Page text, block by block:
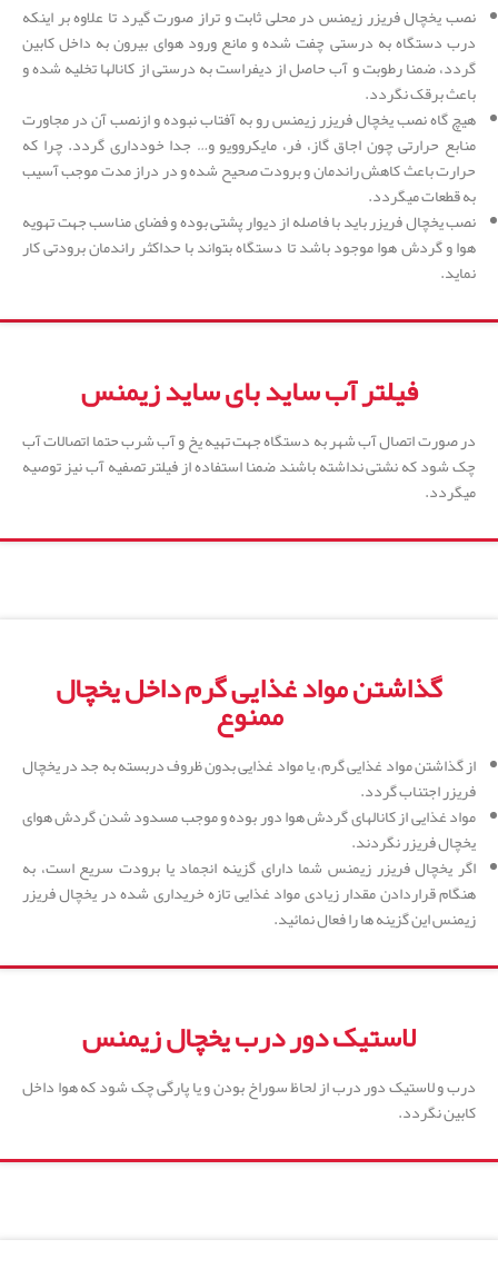
نصب یخچال فریزر زیمنس در محلی ثابت و تراز صورت گیرد تا علاوه بر اینکه
درب دستگاه به درستی چفت شده و مانع ورود هوای بیرون به داخل کابین
گردد، ضمنا رطوبت و آب حاصل از دیفراست به درستی از کانالها تخلیه شده و
باعث برقک نگردد.
هیچ گاه نصب یخچال فریزر زیمنس رو به آفتاب نبوده و ازنصب آن در مجاورت
منابع حرارتی چون اجاق گاز، فر، مایکروویو و… جدا خودداری گردد. چرا که
حرارت باعث کاهش راندمان و برودت صحیح شده و در دراز مدت موجب آسیب
به قطعات میگردد.
نصب یخچال فریزر باید با فاصله از دیوار پشتی بوده و فضای مناسب جهت تهویه
هوا و گردش هوا موجود باشد تا دستگاه بتواند با حداکثر راندمان برودتی کار
نماید.
فیلتر آب ساید بای ساید زیمنس
در صورت اتصال آب شهر به دستگاه جهت تهیه یخ و آب شرب حتما اتصالات آب
چک شود که نشتی نداشته باشند ضمنا استفاده از فیلتر تصفیه آب نیز توصیه
میگردد.
گذاشتن مواد غذایی گرم داخل یخچال
ممنوع
از گذاشتن مواد غذایی گرم، یا مواد غذایی بدون ظروف دربسته به جد در یخچال
فریزر اجتناب گردد.
مواد غذایی از کانالهای گردش هوا دور بوده و موجب مسدود شدن گردش هوای
یخچال فریزر نگردند.
اگر یخچال فریزر زیمنس شما دارای گزینه انجماد یا برودت سریع است، به
هنگام قراردادن مقدار زیادی مواد غذایی تازه خریداری شده در یخچال فریزر
زیمنس این گزینه ها را فعال نمائید.
لاستیک دور درب یخچال زیمنس
درب و لاستیک دور درب از لحاظ سوراخ بودن و یا پارگی چک شود که هوا داخل
کابین نگردد.